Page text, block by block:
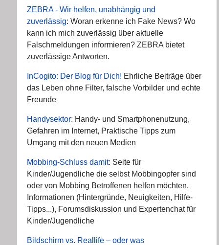
ZEBRA - Wir helfen, unabhängig und
zuverlässig: Woran erkenne ich Fake News? Wo
kann ich mich zuverlässig über aktuelle
Falschmeldungen informieren? ZEBRA bietet
zuverlässige Antworten.
InCogito: Der Blog für Dich! Ehrliche Beiträge über
das Leben ohne Filter, falsche Vorbilder und echte
Freunde
Handysektor: Handy- und Smartphonenutzung,
Gefahren im Internet, Praktische Tipps zum
Umgang mit den neuen Medien
Mobbing-Schluss damit: Seite für
Kinder/Jugendliche die selbst Mobbingopfer sind
oder von Mobbing Betroffenen helfen möchten.
Informationen (Hintergründe, Neuigkeiten, Hilfe-
Tipps...), Forumsdiskussion und Expertenchat für
Kinder/Jugendliche
Bildschirm vs. Reallife – oder was